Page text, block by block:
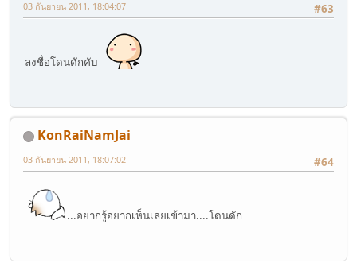
#63
03 กันยายน 2011, 18:04:07
ลงชื่อโดนดักคับ
KonRaiNamJai
#64
03 กันยายน 2011, 18:07:02
...อยากรู้อยากเห็นเลยเข้ามา....โดนดัก